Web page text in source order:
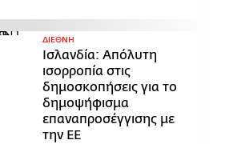
ΔΙΕΘΝΗ
Ισλανδία: Απόλυτη
ισορροπία στις
δημοσκοπήσεις για το
δημοψήφισμα
επαναπροσέγγισης με
την ΕΕ